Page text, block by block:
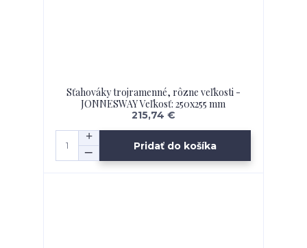
Sťahováky trojramenné, rôzne veľkosti -
JONNESWAY Veľkosť: 250x255 mm
215,74 €
Pridať do košíka